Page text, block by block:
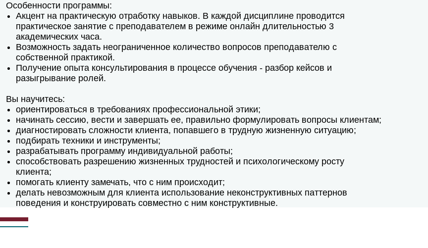
Особенности программы:
Акцент на практическую отработку навыков. В каждой дисциплине проводится
практическое занятие с преподавателем в режиме онлайн длительностью 3
академических часа.
Возможность задать неограниченное количество вопросов преподавателю с
собственной практикой.
Получение опыта консультирования в процессе обучения - разбор кейсов и
разыгрывание ролей.
Вы научитесь:
ориентироваться в требованиях профессиональной этики;
начинать сессию, вести и завершать ее, правильно формулировать вопросы клиентам;
диагностировать сложности клиента, попавшего в трудную жизненную ситуацию;
подбирать техники и инструменты;
разрабатывать программу индивидуальной работы;
способствовать разрешению жизненных трудностей и психологическому росту
клиента;
помогать клиенту замечать, что с ним происходит;
делать невозможным для клиента использование неконструктивных паттернов
поведения и конструировать совместно с ним конструктивные.